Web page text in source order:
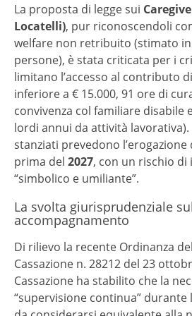
La proposta di legge sui
Locatelli), pur riconoscendoli
welfare non retribuito (stimato
persone), è stata criticata per i
limitano l’accesso al contributo
inferiore a € 15.000, 91 ore di
convivenza col familiare disabile
lordi annui da attività
stanziati prevedono
prima del 2027, con un rischio
“simbolico e umiliante”.
La svolta giurisprudenziale
accompagnamento
Di rilievo la recente Ordinanza
Cassazione n. 28212 del 23
Cassazione ha stabilito che la
“supervisione continua” durante